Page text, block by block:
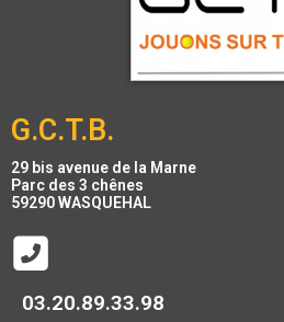
G.C.T.B.
29 bis avenue de la Marne
Parc des 3 chênes
59290 WASQUEHAL
03.20.89.33.98